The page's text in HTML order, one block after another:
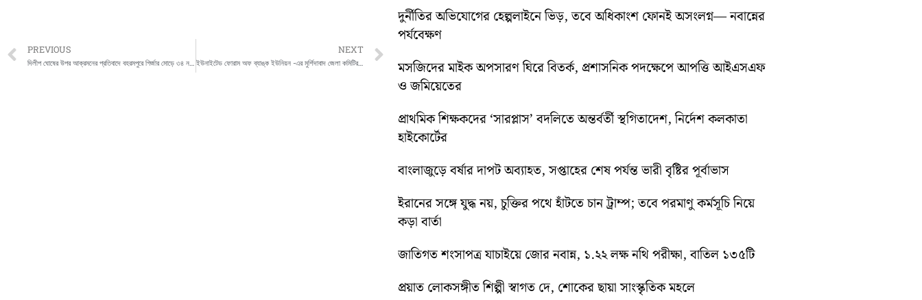
Prev
PREVIOUS
দিলীপ ঘোষের উপর আক্রমনের প্রতিবাদে বহরমপুরে গির্জার মোড়ে ৩৪ নম্বর জাতীয় সড়ক অবরোধ করে বিক্ষোভ
NEXT
ইউনাইটেড ফোরাম অফ ব্যাঙ্ক ইউনিয়ন -এর মুর্শিদাবাদ জেলা কমিটির উদ্যোগে একটি বিক্ষোভ সমাবেশ Next
দুর্নীতির অভিযোগের হেল্পলাইনে ভিড়, তবে অধিকাংশ ফোনই অসংলগ্ন— নবান্নের
পর্যবেক্ষণ
মসজিদের মাইক অপসারণ ঘিরে বিতর্ক, প্রশাসনিক পদক্ষেপে আপত্তি আইএসএফ
ও জমিয়েতের
প্রাথমিক শিক্ষকদের ‘সারপ্লাস’ বদলিতে অন্তর্বর্তী স্থগিতাদেশ, নির্দেশ কলকাতা
হাইকোর্টের
বাংলাজুড়ে বর্ষার দাপট অব্যাহত, সপ্তাহের শেষ পর্যন্ত ভারী বৃষ্টির পূর্বাভাস
ইরানের সঙ্গে যুদ্ধ নয়, চুক্তির পথে হাঁটতে চান ট্রাম্প; তবে পরমাণু কর্মসূচি নিয়ে
কড়া বার্তা
জাতিগত শংসাপত্র যাচাইয়ে জোর নবান্ন, ১.২২ লক্ষ নথি পরীক্ষা, বাতিল ১৩৫টি
প্রয়াত লোকসঙ্গীত শিল্পী স্বাগত দে, শোকের ছায়া সাংস্কৃতিক মহলে